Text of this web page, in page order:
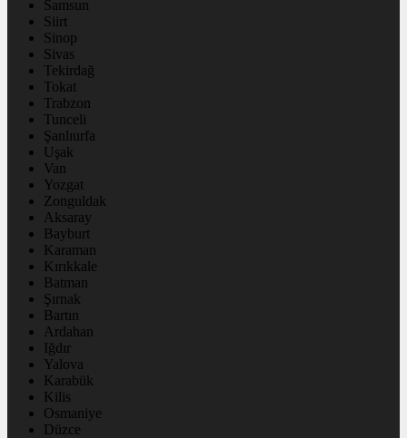
Samsun
Siirt
Sinop
Sivas
Tekirdağ
Tokat
Trabzon
Tunceli
Şanlıurfa
Uşak
Van
Yozgat
Zonguldak
Aksaray
Bayburt
Karaman
Kırıkkale
Batman
Şırnak
Bartın
Ardahan
Iğdır
Yalova
Karabük
Kilis
Osmaniye
Düzce